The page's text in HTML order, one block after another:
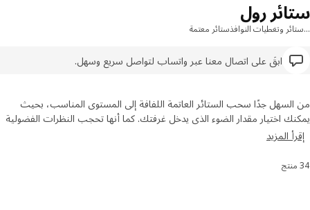
وتغطيات النوافذستائر معتمة
ابقَ على اتصال معنا عبر واتساب لتواصل سريع وسهل.
رول
جدًا سحب الستائر العاتمة اللفافة إلى المستوى المناسب، بحيث
اختيار مقدار الضوء الذي يدخل غرفتك. كما أنها تحجب النظرات الفضولية
تتضمن مجموعة ايكيا تشكيلة متنوعة من الأنواع والألوان لتساعدك
على الاختيارات الأفضل لمنزلك.
المزيد
النتائج وتصفيتها